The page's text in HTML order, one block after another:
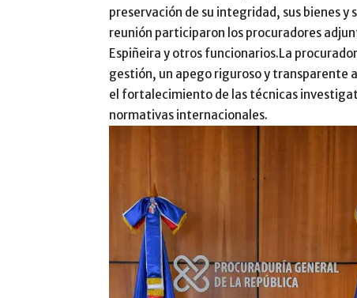
preservación de su integridad, sus bienes y
reunión participaron los procuradores
Espiñeira y otros funcionarios.La
gestión, un apego riguroso y transparente
el fortalecimiento de las técnicas
normativas internacionales.